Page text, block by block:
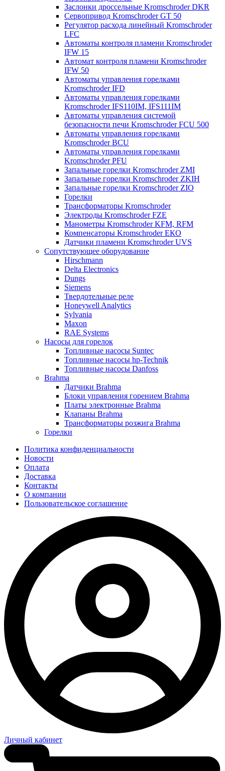
Заслонки дроссельные Kromschroder DKR
Cервопривод Kromschroder GT 50
Регулятор расхода линейный Kromschroder
LFC
Автоматы контроля пламени Kromschroder
IFW 15
Автомат контроля пламени Kromschroder
IFW 50
Автоматы управления горелками
Kromschroder IFD
Автоматы управления горелками
Kromschroder IFS110IM, IFS111IM
Автоматы управления системой
безопасности печи Kromschroder FCU 500
Автоматы управления горелками
Kromschroder BCU
Автоматы управления горелками
Kromschroder PFU
Запальные горелки Kromschroder ZМI
Запальные горелки Kromschroder ZKIH
Запальные горелки Kromschroder ZIO
Горелки
Трансформаторы Kromschroder
Электроды Kromschroder FZE
Манометры Kromschroder KFM, RFM
Компенсаторы Kromschroder ЕКО
Датчики пламени Kromschroder UVS
Сопутствующее оборудование
Hirschmann
Delta Electronics
Dungs
Siemens
Твердотельные реле
Honeywell Analytics
Sylvania
Maxon
RAE Systems
Насосы для горелок
Топливные насосы Suntec
Топливные насосы hp-Technik
Топливные насосы Danfoss
Brahma
Датчики Brahma
Блоки управления горением Brahma
Платы электронные Brahma
Клапаны Brahma
Трансформаторы розжига Brahma
Горелки
Политика конфиденциальности
Новости
Оплата
Доставка
Контакты
О компании
Пользовательское соглашение
Личный кабинет